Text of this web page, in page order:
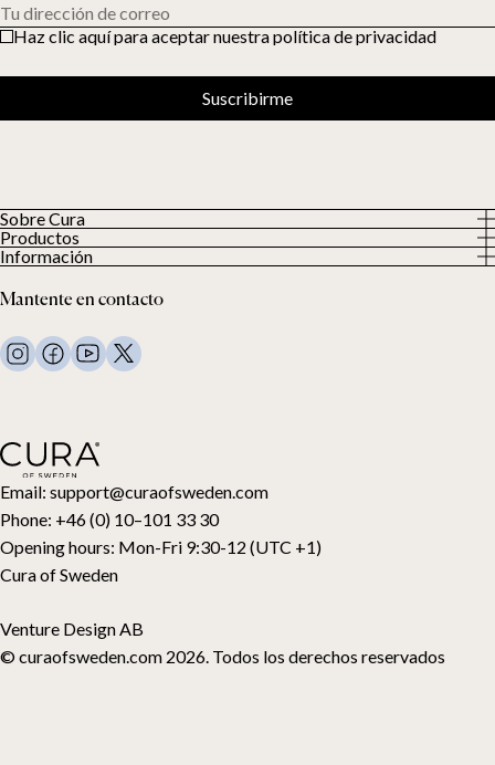
Email: support@curaofsweden.com
Phone: +46 (0) 10–101 33 30
Opening hours: Mon-Fri 9:30-12 (UTC +1)
Cura of Sweden
Venture Design AB
© curaofsweden.com 2026. Todos los derechos reservados
Sobre Cura
Sobre nosotros
Nuestros clientes
Productos
Todos los productos
Edredones con peso
Ropa de cama
Almohadas y más
Cubrecolchones
Tarjeta regalo
Información
Términos y condiciones
FAQ
Contacto
Mantente en contacto
Tu dirección de correo
Haz clic aquí para aceptar nuestra política de privacidad
Suscribirme